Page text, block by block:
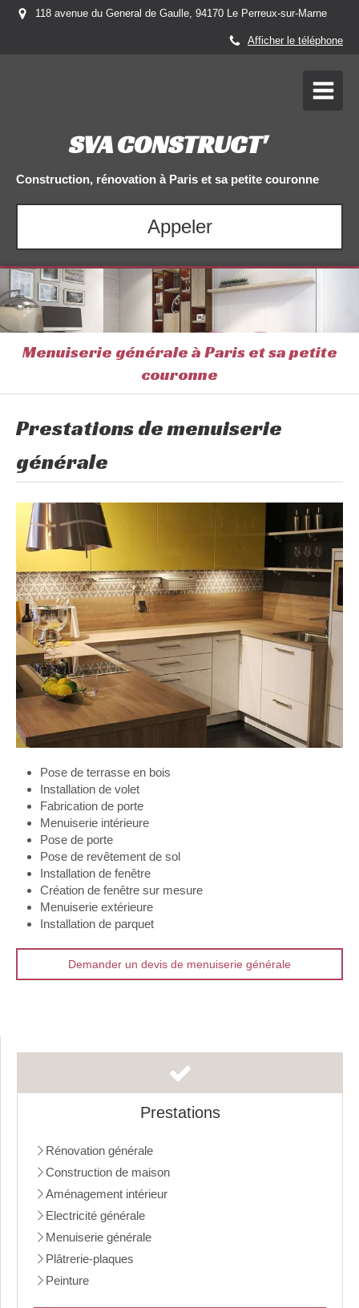
118 avenue du General de Gaulle, 94170 Le Perreux-sur-Marne
Afficher le téléphone
SVA CONSTRUCT'
Construction, rénovation à Paris et sa petite couronne
Appeler
Menuiserie générale à Paris et sa petite
couronne
Prestations de menuiserie
générale
Pose de terrasse en bois
Installation de volet
Fabrication de porte
Menuiserie intérieure
Pose de porte
Pose de revêtement de sol
Installation de fenêtre
Création de fenêtre sur mesure
Menuiserie extérieure
Installation de parquet
Demander un devis de menuiserie générale
Prestations
Rénovation générale
Construction de maison
Aménagement intérieur
Electricité générale
Menuiserie générale
Plâtrerie-plaques
Peinture